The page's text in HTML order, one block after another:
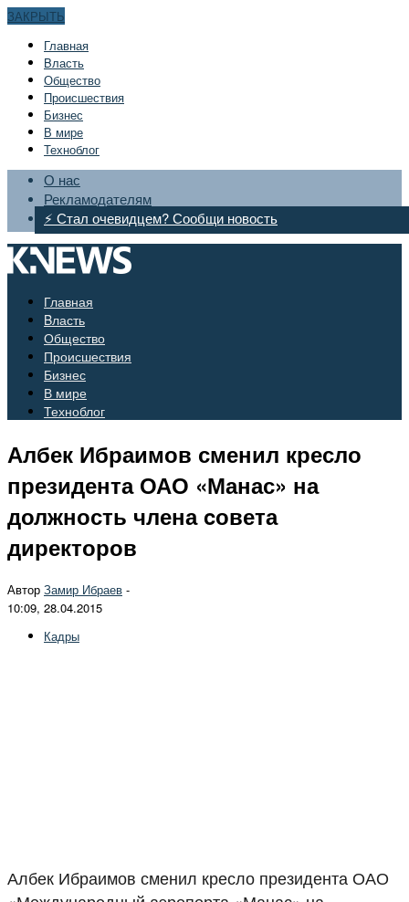
ЗАКРЫТЬ
Главная
Bласть
Общество
Происшествия
Бизнес
В мире
Техноблог
О нас
Рекламодателям
⚡ Стал очевидцем? Сообщи новость
Главная
Bласть
Общество
Происшествия
Бизнес
В мире
Техноблог
Албек Ибраимов сменил кресло
президента ОАО «Манас» на
должность члена cовета
директоров
Автор Замир Ибраев -
10:09, 28.04.2015
Кадры
Албек Ибраимов сменил кресло президента ОАО